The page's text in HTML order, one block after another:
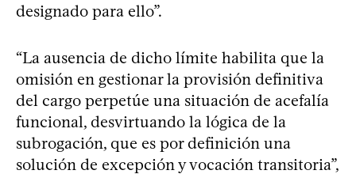
designado para ello”.
“La ausencia de dicho límite habilita que la
omisión en gestionar la provisión definitiva
del cargo perpetúe una situación de acefalía
funcional, desvirtuando la lógica de la
subrogación, que es por definición una
solución de excepción y vocación transitoria”,